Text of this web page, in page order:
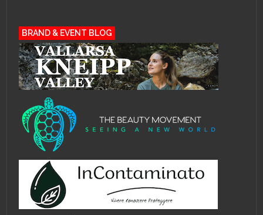
BRAND & EVENT BLOG